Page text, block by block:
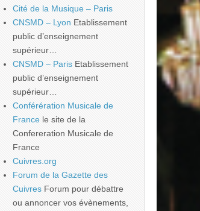
Cité de la Musique – Paris
CNSMD – Lyon Etablissement
public d’enseignement
supérieur…
CNSMD – Paris Etablissement
public d’enseignement
supérieur…
Conférération Musicale de
France le site de la
Confereration Musicale de
France
Cuivres.org
Forum de la Gazette des
Cuivres Forum pour débattre
ou annoncer vos évènements,